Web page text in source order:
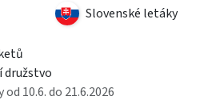
Slovenské letáky
družstvo
10.6. do 21.6.2026